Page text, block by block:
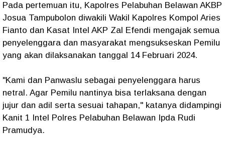
Pada pertemuan itu, Kapolres Pelabuhan Belawan AKBP
Josua Tampubolon diwakili Wakil Kapolres Kompol Aries
Fianto dan Kasat Intel AKP Zal Efendi mengajak semua
penyelenggara dan masyarakat mengsukseskan Pemilu
yang akan dilaksanakan tanggal 14 Februari 2024.
"Kami dan Panwaslu sebagai penyelenggara harus
netral. Agar Pemilu nantinya bisa terlaksana dengan
jujur dan adil serta sesuai tahapan," katanya didampingi
Kanit 1 Intel Polres Pelabuhan Belawan Ipda Rudi
Pramudya.